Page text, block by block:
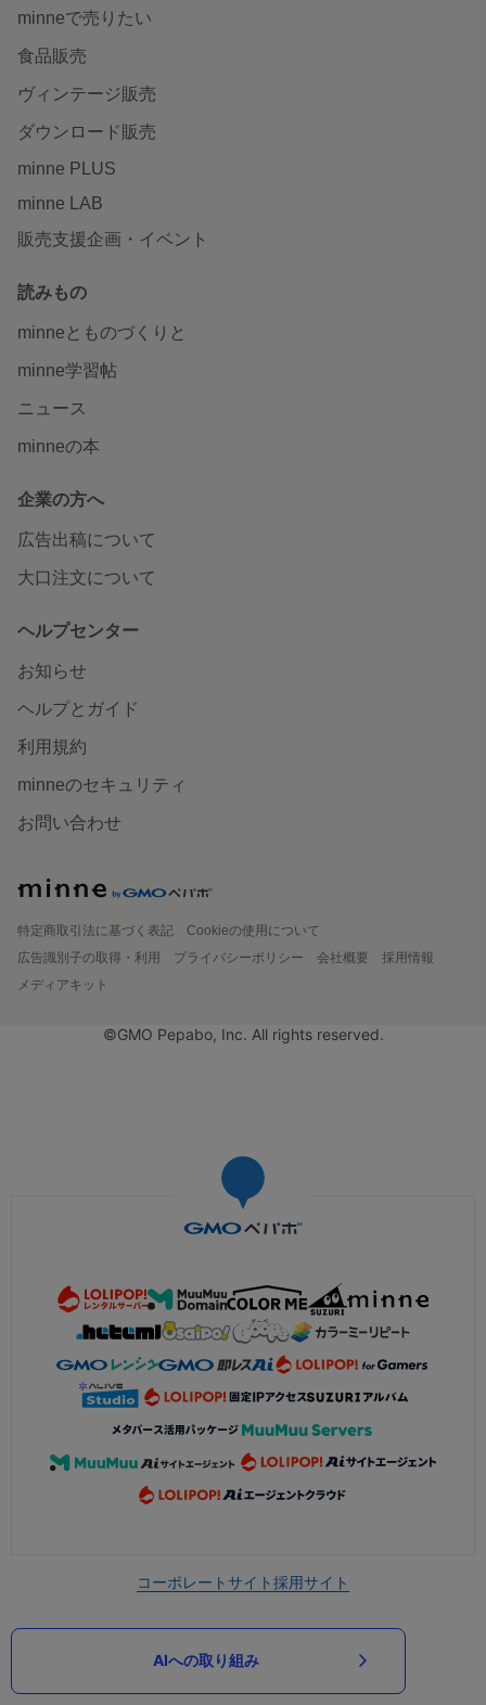
minneで売りたい
食品販売
ヴィンテージ販売
ダウンロード販売
minne PLUS
minne LAB
販売支援企画・イベント
読みもの
minneとものづくりと
minne学習帖
ニュース
minneの本
企業の方へ
広告出稿について
大口注文について
ヘルプセンター
お知らせ
ヘルプとガイド
利用規約
minneのセキュリティ
お問い合わせ
特定商取引法に基づく表記
Cookieの使用について
広告識別子の取得・利用
プライバシーポリシー 会社概要
採用情報
メディアキット
©GMO Pepabo, Inc. All rights reserved.
コーポレートサイト採用サイト
AIへの取り組み